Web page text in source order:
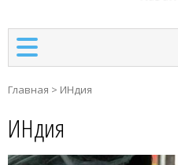
Главная > ИНдия
ИНдия